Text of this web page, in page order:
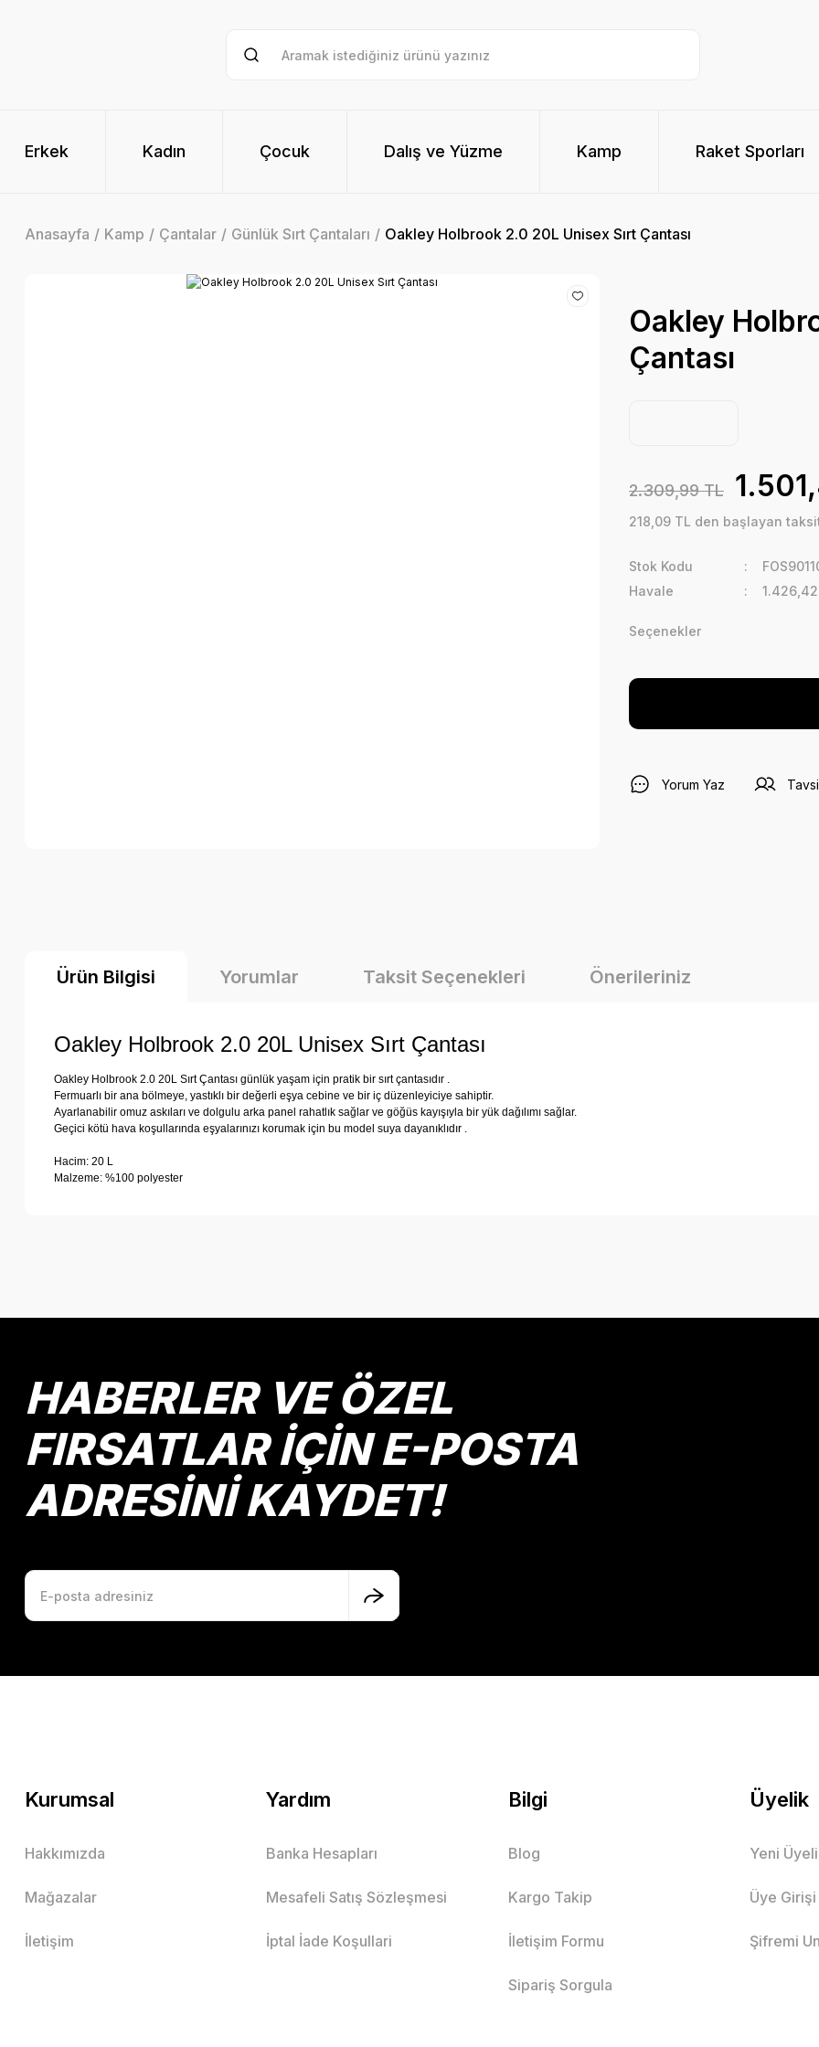
Erkek Kadın Çocuk Dalış ve Yüzme Kamp Raket Sporları
Anasayfa Kamp Çantalar Günlük Sırt Çantaları Oakley Holbrook 2.0 20L Unisex Sırt Çantası
Oakley
Çantası
2.309,99 TL
218,09 TL den başlayan
Stok Kodu
Havale
Seçenekler
Yorum Yaz
Ürün Bilgisi Yorumlar Taksit Seçenekleri Önerileriniz
Oakley Holbrook 2.0 20L Unisex Sırt Çantası
Oakley Holbrook 2.0 20L Sırt Çantası günlük yaşam için pratik bir sırt çantasıdır .
Fermuarlı bir ana bölmeye, yastıklı bir değerli eşya cebine ve bir iç düzenleyiciye sahiptir.
Ayarlanabilir omuz askıları ve dolgulu arka panel rahatlık sağlar ve göğüs kayışıyla bir yük dağılımı sağlar.
Geçici kötü hava koşullarında eşyalarınızı korumak için bu model suya dayanıklıdır .
Hacim: 20 L
Malzeme: %100 polyester
Ürün resmi kalitesiz, bozuk veya görüntülenemiyor.
Ürün fiyatı diğer sitelerden daha pahalı.
HABERLER VE ÖZEL
FIRSATLAR İÇİN E-POSTA
ADRESİNİ KAYDET!
Kurumsal
Hakkımızda
Mağazalar
İletişim
Yardım
Banka Hesapları
Mesafeli Satış Sözleşmesi
İptal İade Koşullari
Bilgi
Blog
Kargo Takip
İletişim Formu
Sipariş Sorgula
Üyelik
Yeni
Üye Girişi
Şifremi